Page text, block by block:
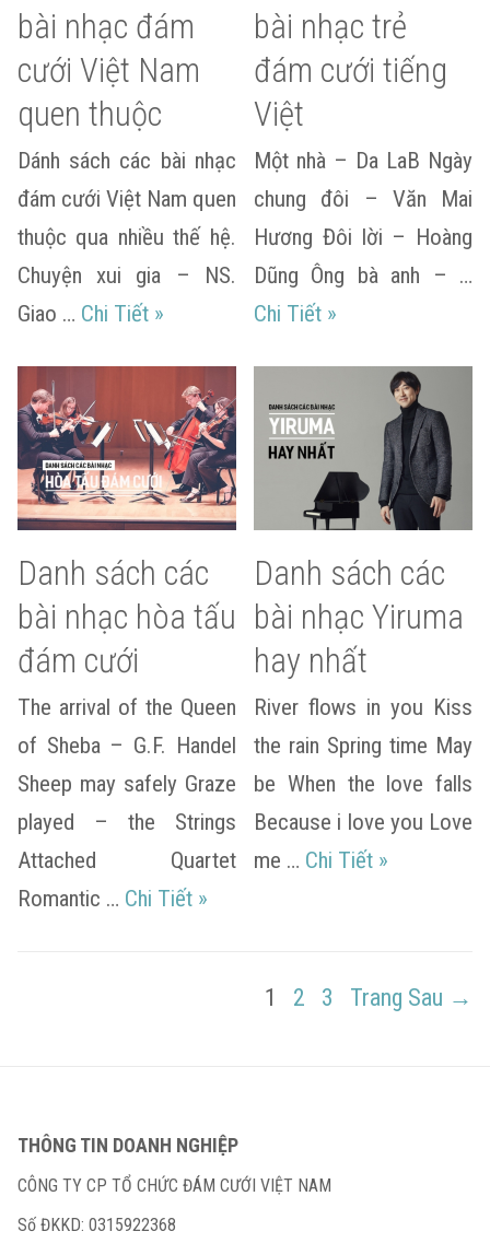
bài nhạc đám
cưới Việt Nam
quen thuộc
Dánh sách các bài nhạc
đám cưới Việt Nam quen
thuộc qua nhiều thế hệ.
Chuyện xui gia – NS.
Giao … Chi Tiết Danh sách các bài nhạc đám cưới
»
bài nhạc trẻ
đám cưới tiếng
Việt
Một nhà – Da LaB Ngày
chung đôi – Văn Mai
Hương Đôi lời – Hoàng
Dũng Ông bà anh – …
Chi Tiết Danh sách các
»
Danh sách các
bài nhạc hòa tấu
đám cưới
The arrival of the Queen
of Sheba – G.F. Handel
Sheep may safely Graze
played – the Strings
Attached Quartet
Romantic … Chi Tiết Danh sách các bài nhạc hòa tấu
»
Danh sách các
bài nhạc Yiruma
hay nhất
River flows in you Kiss
the rain Spring time May
be When the love falls
Because i love you Love
me … Chi Tiết Danh sách
»
1 2 3 Trang Sau →
THÔNG TIN DOANH NGHIỆP
CÔNG TY CP TỔ CHỨC ĐÁM CƯỚI VIỆT NAM
Số ĐKKD: 0315922368